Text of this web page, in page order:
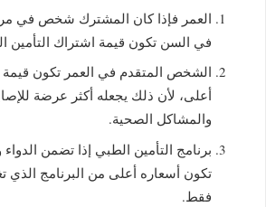
العمر فإذا كان المشترك شخص في
في السن تكون قيمة اشتراك التأمين
الشخص المتقدم في العمر تكون قيمة
أعلى، لأن ذلك يجعله أكثر عرضة
والمشاكل الصحية.
برنامج التأمين الطبي إذا تضمن الدواء
تكون أسعاره أعلى من البرنامج
فقط.